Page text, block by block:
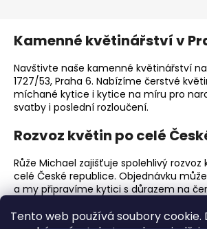
Tento web používá soubory cookie.
Kamenné květinářství v
Navštivte naše kamenné květinářství
1727/53, Praha 6. Nabízíme čerstvé
míchané kytice i kytice na míru pro
svatby i poslední rozloučení.
Rozvoz květin po celé
Růže Michael zajišťuje spolehlivý rozvoz
celé České republice. Objednávku
a my připravíme kytici s důrazem na